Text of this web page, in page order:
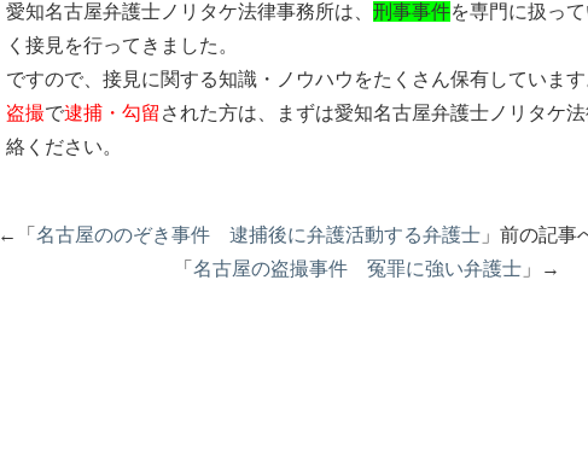
愛知名古屋弁護士ノリタケ法律事務所は、 刑事事件を専門に扱っ
く接見を行ってきました。
ですので、接見に関する知識・ノウハウをたくさん保有しています
盗撮で逮捕・勾留 された方は、まずは愛知名古屋弁護士ノリタケ
絡ください。
←「 名古屋ののぞき事件 逮捕後に弁護活動する弁護士 」前の記
「 名古屋の盗撮事件 冤罪に強い弁護士 」→